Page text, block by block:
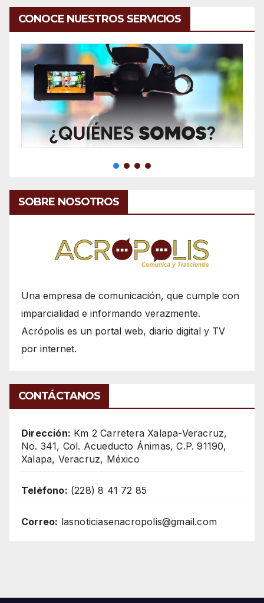
CONOCE NUESTROS SERVICIOS
SOBRE NOSOTROS
Una empresa de comunicación, que cumple con
imparcialidad e informando verazmente.
Acrópolis es un portal web, diario digital y TV
por internet.
CONTÁCTANOS
Dirección: Km 2 Carretera Xalapa-Veracruz,
No. 341, Col. Acueducto Ánimas, C.P. 91190,
Xalapa, Veracruz, México
Teléfono: (228) 8 41 72 85
Correo: lasnoticiasenacropolis@gmail.com